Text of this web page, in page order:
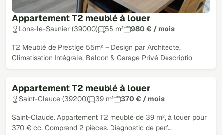
Appartement T2 meublé à louer
Lons-le-Saunier (39000) 55 m² 980 € / mois
T2 Meublé de Prestige 55m² – Design par Architecte,
Climatisation Intégrale, Balcon & Garage Privé Descriptio
Appartement T2 meublé à louer
Saint-Claude (39200) 39 m² 370 € / mois
Saint-Claude. Appartement T2 meublé de 39 m², à louer pour
370 € cc. Comprend 2 pièces. Diagnostic de perf…